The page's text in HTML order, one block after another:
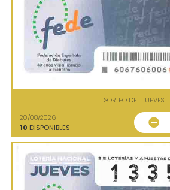
SORTEO DEL JUEVES
20/08/2026
10 DISPONIBLES